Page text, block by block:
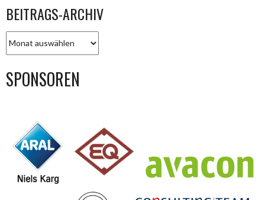
BEITRAGS-ARCHIV
ARCHIV
SPONSOREN